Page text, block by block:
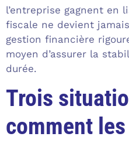
l’entreprise gagnent en
fiscale ne devient
gestion financière
moyen d’assurer la
durée.
Trois
comment